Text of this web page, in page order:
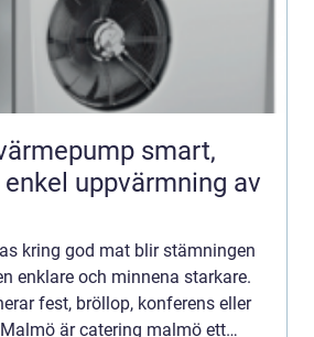
smart,
uppvärmning av
kring god mat blir stämningen
enklare och minnena starkare.
fest, bröllop, konferens eller
är catering malmö ett